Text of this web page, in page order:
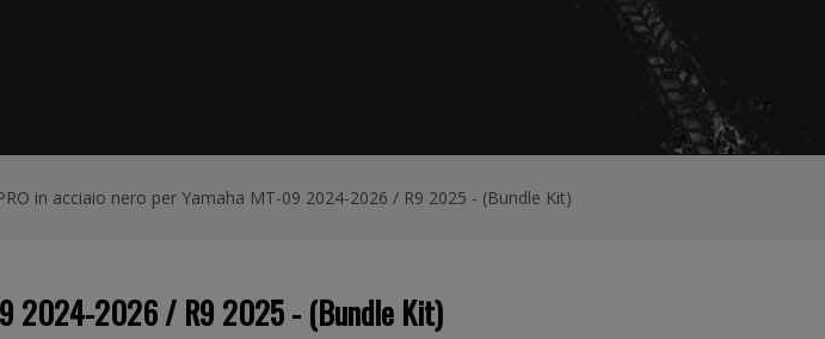
in acciaio nero per Yamaha MT-09 2024-2026 / R9 2025 - (Bundle Kit)
2024-2026 / R9 2025 - (Bundle Kit)